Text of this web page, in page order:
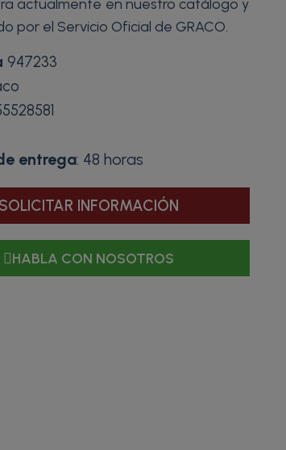
actualmente en nuestro catálogo y
por el Servicio Oficial de GRACO.
947233
entrega: 48 horas
SOLICITAR INFORMACIÓN
HABLA CON NOSOTROS